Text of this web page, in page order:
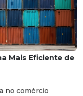
Mais Eficiente de
no comércio